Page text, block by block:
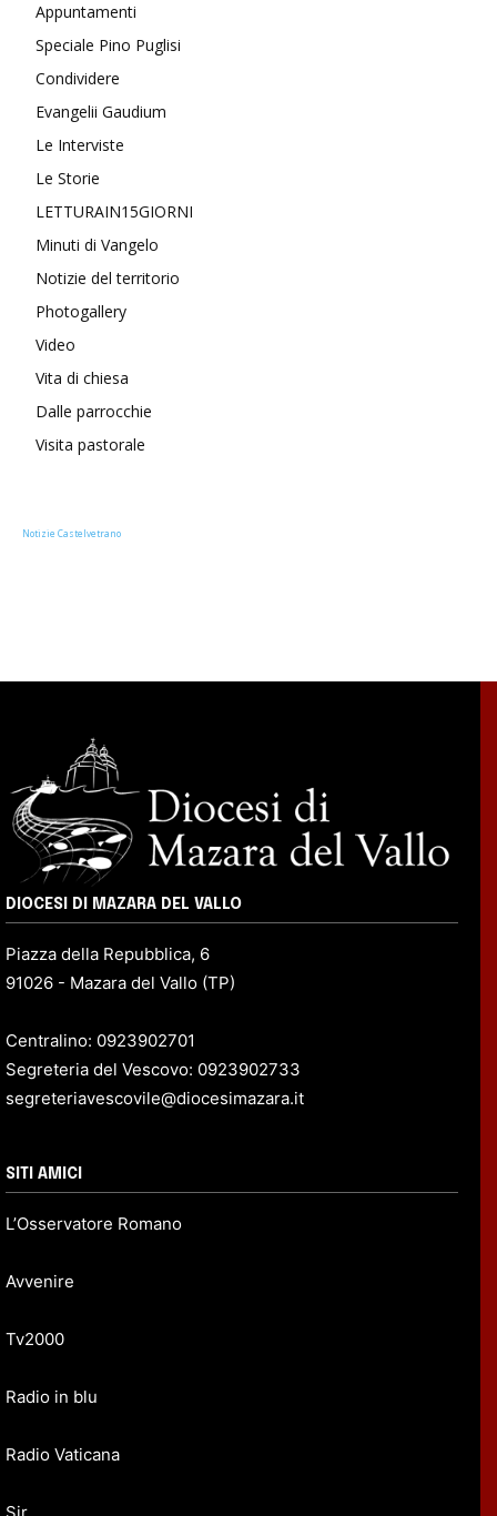
Appuntamenti
Speciale Pino Puglisi
Condividere
Evangelii Gaudium
Le Interviste
Le Storie
LETTURAIN15GIORNI
Minuti di Vangelo
Notizie del territorio
Photogallery
Video
Vita di chiesa
Dalle parrocchie
Visita pastorale
Notizie Castelvetrano
DIOCESI DI MAZARA DEL VALLO
Piazza della Repubblica, 6
91026 - Mazara del Vallo (TP)
Centralino: 0923902701
Segreteria del Vescovo: 0923902733
segreteriavescovile@diocesimazara.it
SITI AMICI
L’Osservatore Romano
Avvenire
Tv2000
Radio in blu
Radio Vaticana